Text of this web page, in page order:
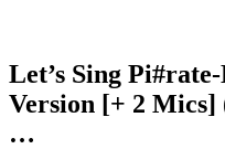
Let’s Sing
Version [+ 2 Mics]
…